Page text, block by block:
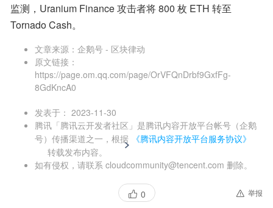
监测，Uranium Finance 攻击者将 800 枚 ETH 转至
Tornado Cash。
文章来源： 企鹅号 - 区块律动
原文链接：
https://page.om.qq.com/page/OrVFQnDrbf9GxfFg-
8GdKncA0
发表于： 2023-11-30
腾讯「腾讯云开发者社区」是腾讯内容开放平台帐号（企鹅
号）传播渠道之一，根据
《腾讯内容开放平台服务协议》
转载发布内容。
如有侵权，请联系 cloudcommunity@tencent.com 删除。
0 举报